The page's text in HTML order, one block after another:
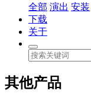
全部 演出 安装
下载
关于
其他产品